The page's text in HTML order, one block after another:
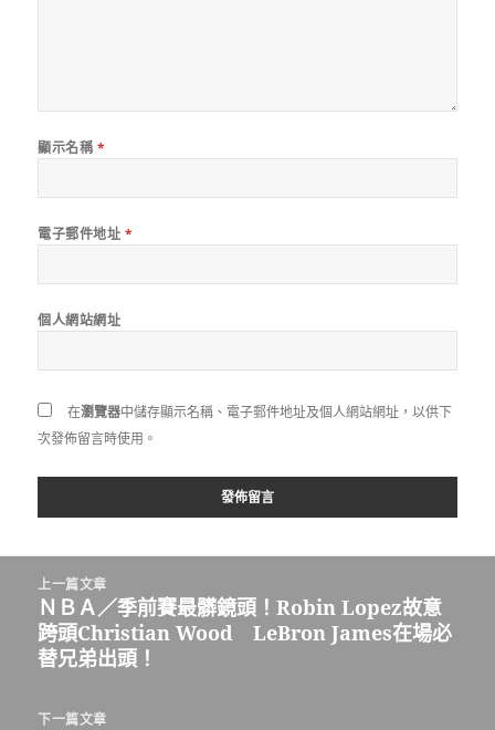
顯示名稱 *
電子郵件地址 *
個人網站網址
在瀏覽器中儲存顯示名稱、電子郵件地址及個人網站網址，以供下
次發佈留言時使用。
上一篇文章
上
一
篇
章:
ＮＢＡ／季前賽最髒鏡頭！Robin Lopez故意
跨頭Christian Wood LeBron James在場必
替兄弟出頭！
下一篇文章